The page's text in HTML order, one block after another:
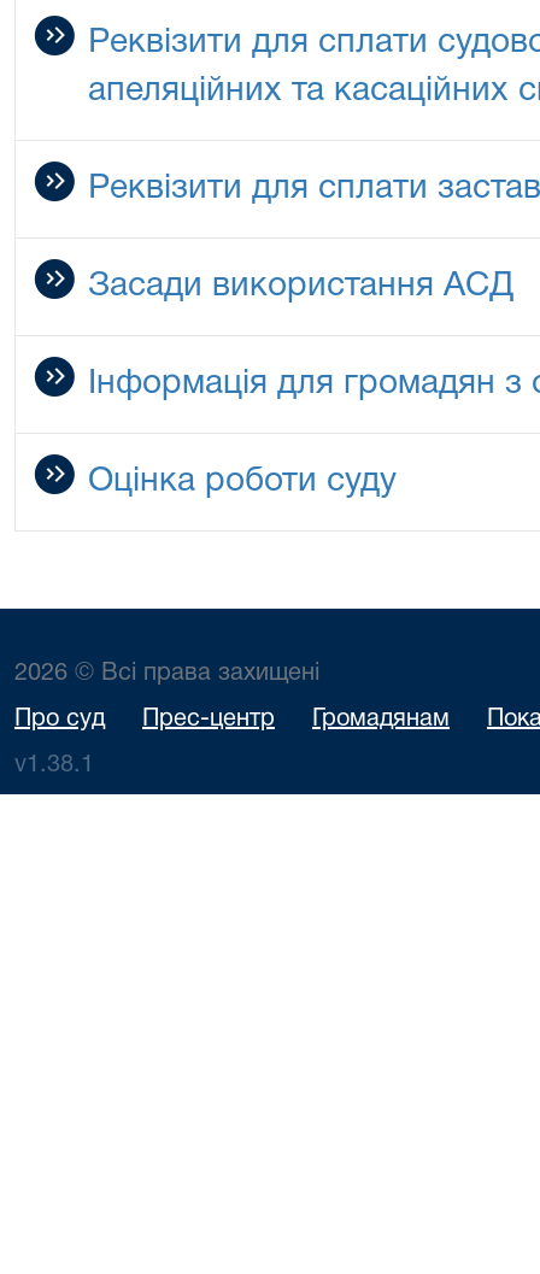
Реквізити для сплати
апеляційних та касаційних
Реквізити для сплати
Засади використання АСД
Інформація для громадян
Оцінка роботи суду
2026 © Всі права захищені
Про суд Прес-центр Громадянам
v1.38.1